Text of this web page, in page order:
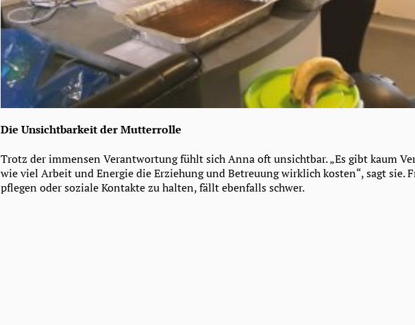
Die Unsichtbarkeit der Mutterrolle
Trotz der immensen Verantwortung fühlt sich Anna oft unsichtbar. „Es gibt kaum
wie viel Arbeit und Energie die Erziehung und Betreuung wirklich kosten“, sagt sie.
pflegen oder soziale Kontakte zu halten, fällt ebenfalls schwer.